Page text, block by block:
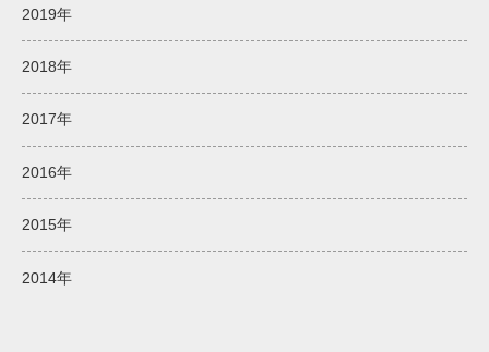
2019年
2018年
2017年
2016年
2015年
2014年